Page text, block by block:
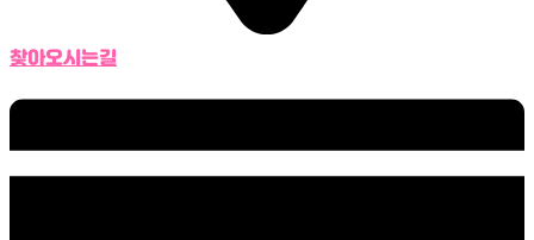
찾아오시는길